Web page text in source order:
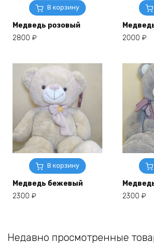
В корзину
Медведь розовый
2800 ₽
2000 ₽
В корзину
Медведь бежевый
2300 ₽
2300 ₽
Недавно просмотренные